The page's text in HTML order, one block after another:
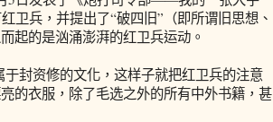
卫兵，并提出了“破四旧”（即所谓旧思想、
起的是汹涌澎湃的红卫兵运动。
资修的文化，这样子就把红卫兵的注意
的衣服，除了毛选之外的所有中外书籍，甚